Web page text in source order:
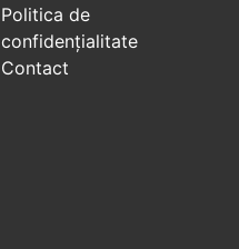
Politica de
confidenţialitate
Contact